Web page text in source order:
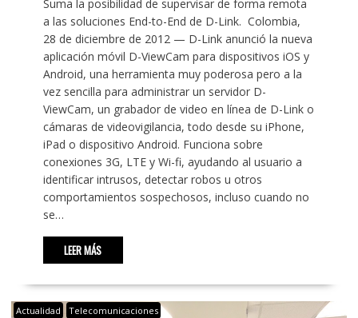
Suma la posibilidad de supervisar de forma remota
a las soluciones End-to-End de D-Link. Colombia,
28 de diciembre de 2012 — D-Link anunció la nueva
aplicación móvil D-ViewCam para dispositivos iOS y
Android, una herramienta muy poderosa pero a la
vez sencilla para administrar un servidor D-
ViewCam, un grabador de video en línea de D-Link o
cámaras de videovigilancia, todo desde su iPhone,
iPad o dispositivo Android. Funciona sobre
conexiones 3G, LTE y Wi-fi, ayudando al usuario a
identificar intrusos, detectar robos u otros
comportamientos sospechosos, incluso cuando no
se…
LEER MÁS
Actualidad Telecomunicaciones